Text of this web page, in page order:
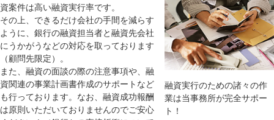
融資実行のための諸々の作
業は当事務所が完全サポー
ト！
資案件は高い融資実行率です。
その上、できるだけ会社の手間を減らす
ように、銀行の融資担当者と融資先会社
にうかがうなどの対応を取っております
（顧問先限定）。
また、融資の面談の際の注意事項や、融
資関連の事業計画書作成のサポートなど
も行っております。なお、融資成功報酬
は原則いただいておりませんのでご安心